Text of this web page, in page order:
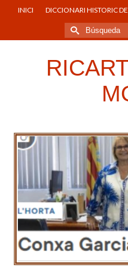
INICI DICCIONARI HISTORIC
Buscar
por: